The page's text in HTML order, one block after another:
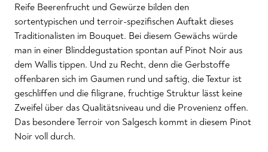
Reife Beerenfrucht und Gewürze bilden den
sortentypischen und terroir-spezifischen Auftakt dieses
Traditionalisten im Bouquet. Bei diesem Gewächs würde
man in einer Blinddegustation spontan auf Pinot Noir aus
dem Wallis tippen. Und zu Recht, denn die Gerbstoffe
offenbaren sich im Gaumen rund und saftig, die Textur ist
geschliffen und die filigrane, fruchtige Struktur lässt keine
Zweifel über das Qualitätsniveau und die Provenienz offen.
Das besondere Terroir von Salgesch kommt in diesem Pinot
Noir voll durch.